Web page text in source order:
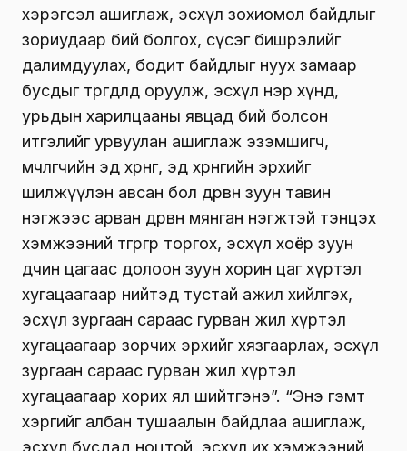
хэрэгсэл ашиглаж, эсхүл зохиомол байдлыг
зориудаар бий болгох, сүсэг бишрэлийг
далимдуулах, бодит байдлыг нуух замаар
бусдыг төөрөгдөлд оруулж, эсхүл нэр хүнд,
урьдын харилцааны явцад бий болсон
итгэлийг урвуулан ашиглаж эзэмшигч,
өмчлөгчийн эд хөрөнгө, эд хөрөнгийн эрхийг
шилжүүлэн авсан бол дөрвөн зуун тавин
нэгжээс арван дөрвөн мянган нэгжтэй тэнцэх
хэмжээний төгрөгөөр торгох, эсхүл хоёр зуун
дөчин цагаас долоон зуун хорин цаг хүртэл
хугацаагаар нийтэд тустай ажил хийлгэх,
эсхүл зургаан сараас гурван жил хүртэл
хугацаагаар зорчих эрхийг хязгаарлах, эсхүл
зургаан сараас гурван жил хүртэл
хугацаагаар хорих ял шийтгэнэ”. “Энэ гэмт
хэргийг албан тушаалын байдлаа ашиглаж,
эсхүл бусдад ноцтой, эсхүл их хэмжээний